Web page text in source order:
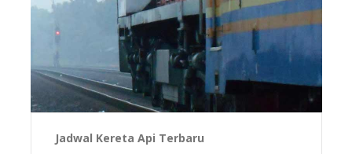
Jadwal Kereta Api Terbaru